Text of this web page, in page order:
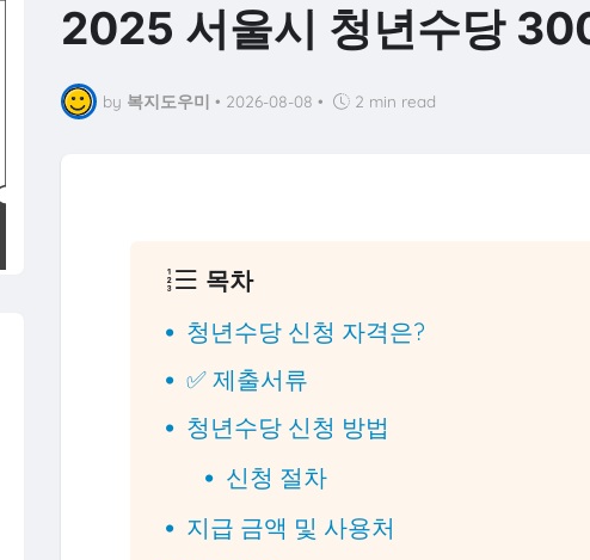
2025 서울시 청년수당
by 복지도우미 • 2026-08-08 • 2 min read
목차
청년수당 신청 자격은?
✅ 제출서류
청년수당 신청 방법
신청 절차
지급 금액 및 사용처